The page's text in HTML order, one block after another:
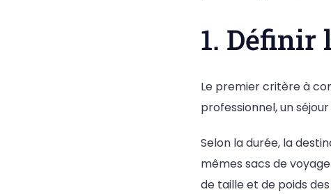
1. Définir
Le premier critère à
professionnel, un
Selon la durée, la
mêmes sacs de
de taille et de poids